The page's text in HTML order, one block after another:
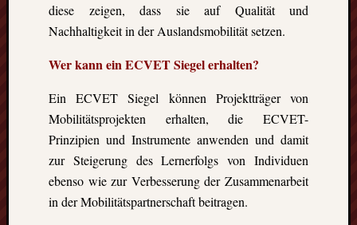
diese zeigen, dass sie auf Qualität und
Nachhaltigkeit in der Auslandsmobilität setzen.
Wer kann ein ECVET Siegel erhalten?
Ein ECVET Siegel können Projektträger von
Mobilitätsprojekten erhalten, die ECVET-
Prinzipien und Instrumente anwenden und damit
zur Steigerung des Lernerfolgs von Individuen
ebenso wie zur Verbesserung der Zusammenarbeit
in der Mobilitätspartnerschaft beitragen.